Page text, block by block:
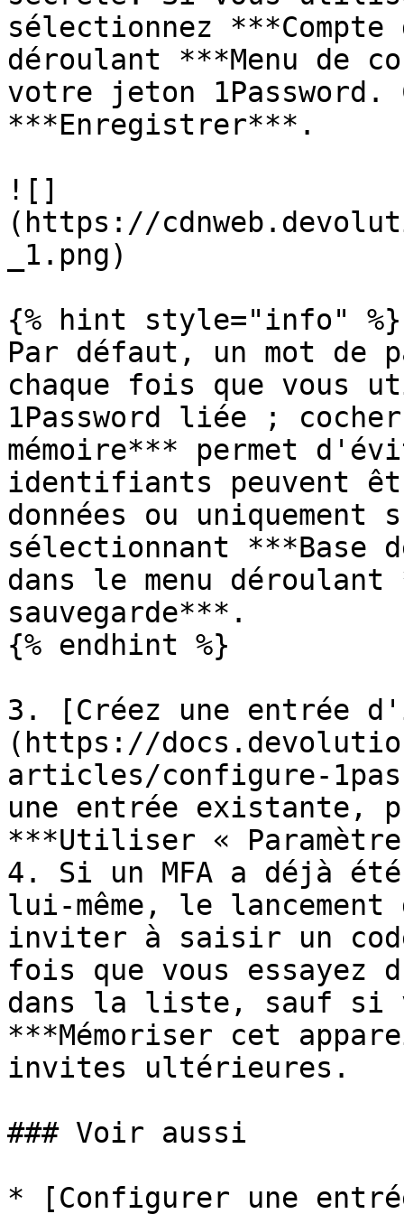
sélectionnez
déroulant ***Menu de
votre jeton 1Password.
***Enregistrer***.
![]
(https://
_1.png)
{% hint style="info" %}
Par défaut, un mot de
chaque fois que vous
1Password liée ;
mémoire*** permet
identifiants peuvent
données ou
sélectionnant ***Base
dans le menu déroulant
sauvegarde***.
{% endhint %}
3. [Créez une entrée
(https://
articles/configure-
une entrée existante,
***Utiliser «
4. Si un MFA a déjà
lui-même, le
inviter à saisir un
fois que vous essayez
dans la liste, sauf si
***Mémoriser cet
invites ultérieures.
### Voir aussi
* [Configurer une entrée